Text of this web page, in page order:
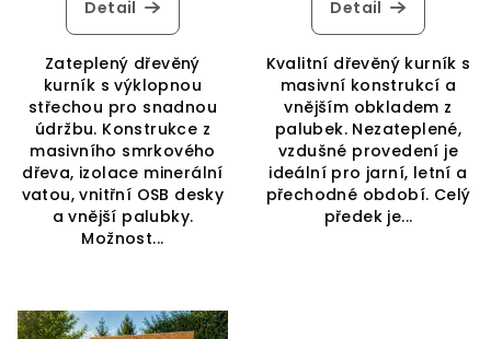
Detail
Zateplený dřevěný
kurník s výklopnou
střechou pro snadnou
údržbu. Konstrukce z
masivního smrkového
dřeva, izolace minerální
vatou, vnitřní OSB desky
a vnější palubky.
Možnost...
Detail
Kvalitní dřevěný kurník s
masivní konstrukcí a
vnějším obkladem z
palubek. Nezateplené,
vzdušné provedení je
ideální pro jarní, letní a
přechodné období. Celý
předek je...